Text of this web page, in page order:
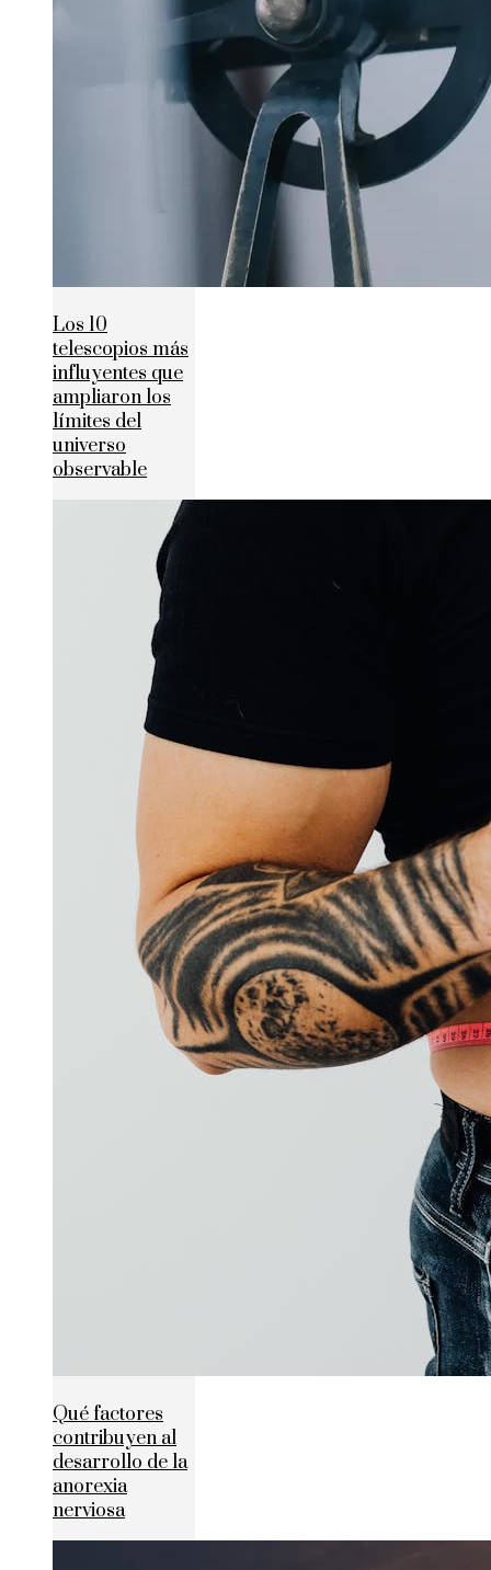
Los 10
telescopios más
influyentes que
ampliaron los
límites del
universo
observable
Qué factores
contribuyen al
desarrollo de la
anorexia
nerviosa